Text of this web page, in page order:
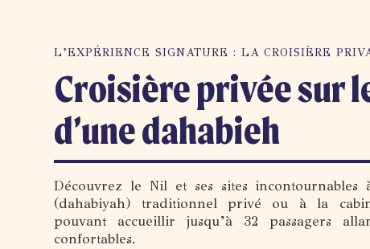
L’EXPÉRIENCE SIGNATURE : LA CROISIÈRE
Croisière privée sur
d’une dahabieh
Découvrez le Nil et ses sites incontournables
(dahabiyah) traditionnel privé ou à la
pouvant accueillir jusqu’à 32 passagers
confortables.